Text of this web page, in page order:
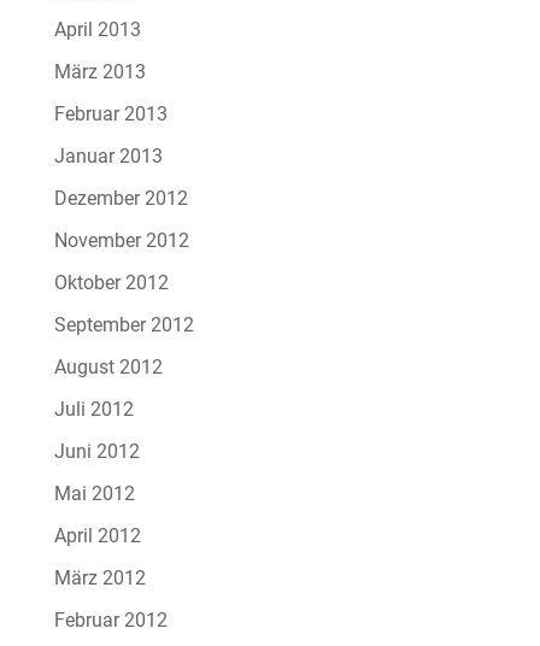
April 2013
März 2013
Februar 2013
Januar 2013
Dezember 2012
November 2012
Oktober 2012
September 2012
August 2012
Juli 2012
Juni 2012
Mai 2012
April 2012
März 2012
Februar 2012